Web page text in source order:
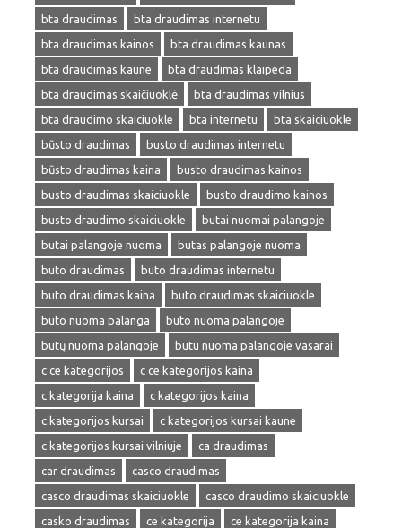
bta draudimas
bta draudimas internetu
bta draudimas kainos
bta draudimas kaunas
bta draudimas kaune
bta draudimas klaipeda
bta draudimas skaičiuoklė
bta draudimas vilnius
bta draudimo skaiciuokle
bta internetu
bta skaiciuokle
būsto draudimas
busto draudimas internetu
būsto draudimas kaina
busto draudimas kainos
busto draudimas skaiciuokle
busto draudimo kainos
busto draudimo skaiciuokle
butai nuomai palangoje
butai palangoje nuoma
butas palangoje nuoma
buto draudimas
buto draudimas internetu
buto draudimas kaina
buto draudimas skaiciuokle
buto nuoma palanga
buto nuoma palangoje
butų nuoma palangoje
butu nuoma palangoje vasarai
c ce kategorijos
c ce kategorijos kaina
c kategorija kaina
c kategorijos kaina
c kategorijos kursai
c kategorijos kursai kaune
c kategorijos kursai vilniuje
ca draudimas
car draudimas
casco draudimas
casco draudimas skaiciuokle
casco draudimo skaiciuokle
casko draudimas
ce kategorija
ce kategorija kaina